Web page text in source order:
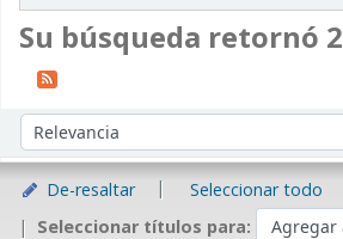
Su búsqueda retornó
Ordenar por:
De-resaltar Seleccionar todo
Seleccionar títulos para: